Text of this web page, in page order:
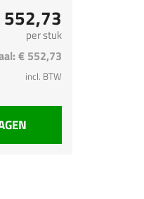
per stuk
€ 552,73
incl. BTW